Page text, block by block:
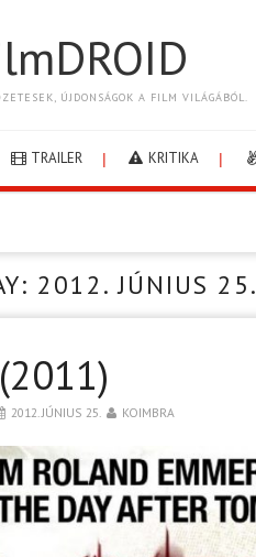
ÚJDONSÁGOK A FILM VILÁGÁBÓL.
TRAILER KRITIKA
2012. JÚNIUS 25.
2012. JÚNIUS 25. KOIMBRA